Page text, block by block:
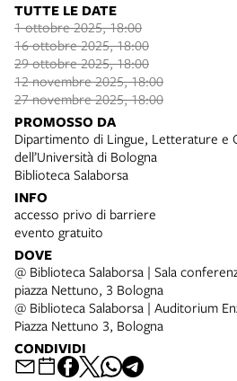
TUTTE LE DATE
1 ottobre 2025, 18:00
16 ottobre 2025, 18:00
29 ottobre 2025, 18:00
12 novembre 2025, 18:00
27 novembre 2025, 18:00
PROMOSSO DA
Dipartimento di Lingue, Letterature e
dell’Università di Bologna
Biblioteca Salaborsa
INFO
accesso privo di barriere
evento gratuito
DOVE
@ Biblioteca Salaborsa | Sala
piazza Nettuno, 3 Bologna
@ Biblioteca Salaborsa | Auditorium
Piazza Nettuno 3, Bologna
CONDIVIDI